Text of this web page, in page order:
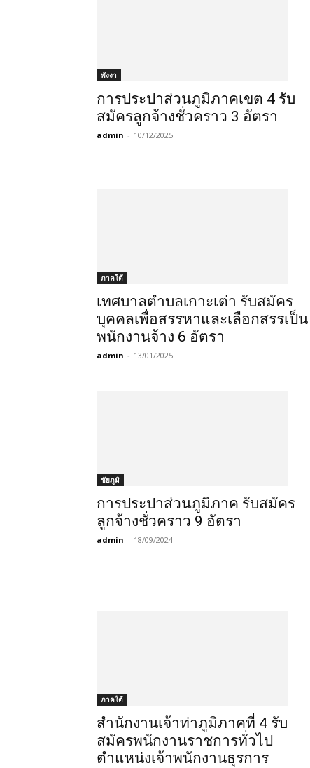
พังงา
การประปาส่วนภูมิภาคเขต 4 รับ
สมัครลูกจ้างชั่วคราว 3 อัตรา
admin - 10/12/2025
ภาคใต้
เทศบาลตำบลเกาะเต่า รับสมัคร
บุคคลเพื่อสรรหาและเลือกสรรเป็น
พนักงานจ้าง 6 อัตรา
admin - 13/01/2025
ชัยภูมิ
การประปาส่วนภูมิภาค รับสมัคร
ลูกจ้างชั่วคราว 9 อัตรา
admin - 18/09/2024
ภาคใต้
สำนักงานเจ้าท่าภูมิภาคที่ 4 รับ
สมัครพนักงานราชการทั่วไป
ตำแหน่งเจ้าพนักงานธุรการ